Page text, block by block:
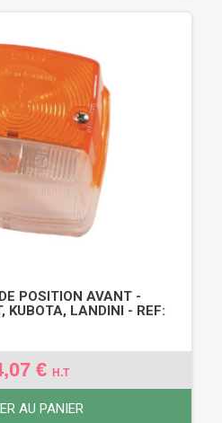
POSITION AVANT -
KUBOTA, LANDINI - REF:
€ H.T
AU PANIER